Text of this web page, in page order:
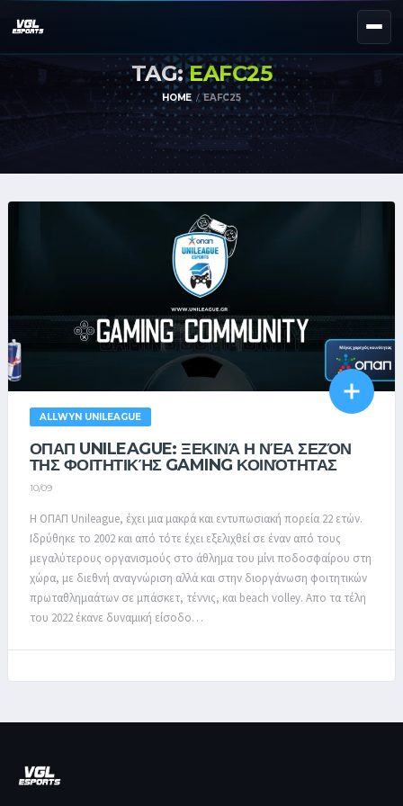
NEXT EVENT — REGISTER NOW
eKypello Elladas
EAFC27
REGISTER →
TOURNAMENTS eNATIONAL
UNILEAGUE
JOIN OUR DISCORD
EL EN
TAG:EAFC25
HOME EAFC25
ALLWYN UNILEAGUE
ΟΠΑΠ UNILEAGUE: ΞΕΚΙΝΆ Η ΝΈΑ ΣΕΖΌΝ
ΤΗΣ ΦΟΙΤΗΤΙΚΉΣ GAMING ΚΟΙΝΌΤΗΤΑΣ
10/09
Η ΟΠΑΠ Unileague, έχει μια μακρά και εντυπωσιακή πορεία 22 ετών.
Ιδρύθηκε το 2002 και από τότε έχει εξελιχθεί σε έναν από τους
μεγαλύτερους οργανισμούς στο άθλημα του μίνι ποδοσφαίρου στη
χώρα, με διεθνή αναγνώριση αλλά και στην διοργάνωση φοιτητικών
πρωταθλημαάτων σε μπάσκετ, τέννις, και beach volley. Απο τα τέλη
του 2022 έκανε δυναμική είσοδο…